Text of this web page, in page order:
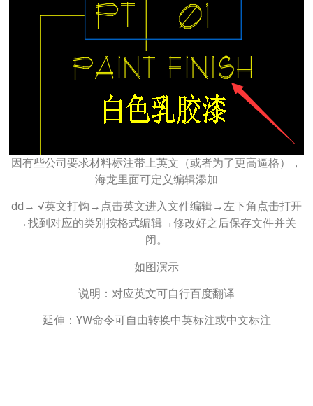
因有些公司要求材料标注带上英文（或者为了更高逼格），
海龙里面可定义编辑添加
dd→ √英文打钩→点击英文进入文件编辑→左下角点击打开
→找到对应的类别按格式编辑→修改好之后保存文件并关
闭。
如图演示
说明：对应英文可自行百度翻译
延伸：YW命令可自由转换中英标注或中文标注